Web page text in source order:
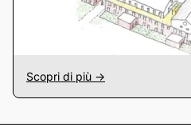
Scopri di più ->